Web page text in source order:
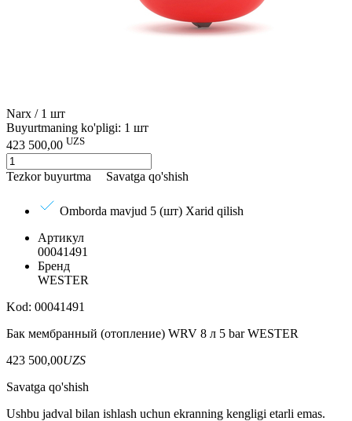
Narx / 1 шт
Buyurtmaning ko'pligi: 1 шт
423 500,00 UZS
Tezkor buyurtma Savatga qo'shish
Omborda mavjud 5 (шт) Xarid qilish
Артикул
00041491
Бренд
WESTER
Kod: 00041491
Бак мембранный (отопление) WRV 8 л 5 bar WESTER
423 500,00UZS
Savatga qo'shish
Ushbu jadval bilan ishlash uchun ekranning kengligi etarli emas.